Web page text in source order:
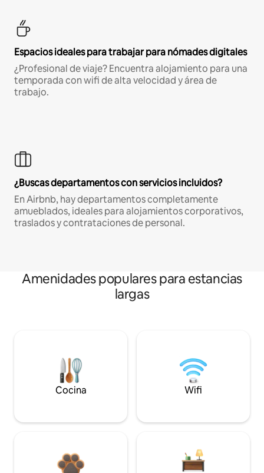
Espacios ideales para trabajar para nómades digitales
¿Profesional de viaje? Encuentra alojamiento para una
temporada con wifi de alta velocidad y área de
trabajo.
¿Buscas departamentos con servicios incluidos?
En Airbnb, hay departamentos completamente
amueblados, ideales para alojamientos corporativos,
traslados y contrataciones de personal.
Amenidades populares para estancias
largas
Cocina Wifi